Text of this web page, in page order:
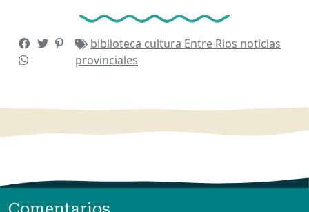
biblioteca cultura Entre Rios noticias
provinciales